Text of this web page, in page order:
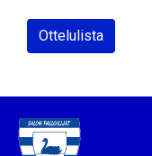
Ottelulista